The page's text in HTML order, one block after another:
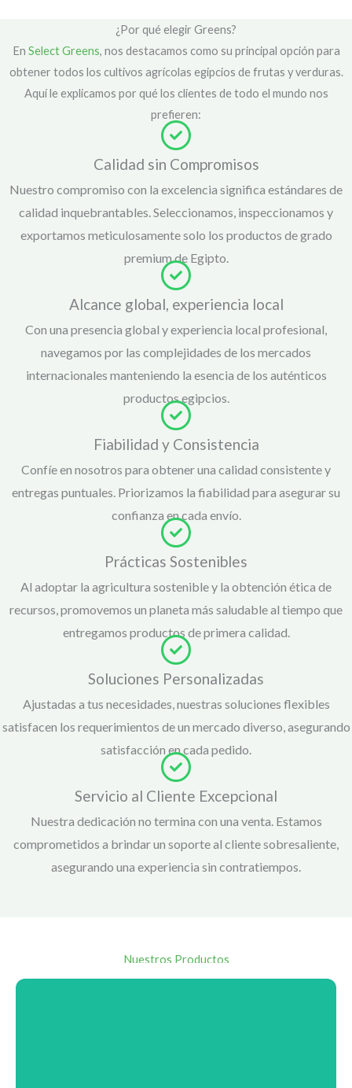
¿Por qué elegir Greens?
En Select Greens, nos destacamos como su principal opción para
obtener todos los cultivos agrícolas egipcios de frutas y verduras.
Aquí le explicamos por qué los clientes de todo el mundo nos
prefieren:
Calidad sin Compromisos
Nuestro compromiso con la excelencia significa estándares de
calidad inquebrantables. Seleccionamos, inspeccionamos y
exportamos meticulosamente solo los productos de grado
premium de Egipto.
Alcance global, experiencia local
Con una presencia global y experiencia local profesional,
navegamos por las complejidades de los mercados
internacionales manteniendo la esencia de los auténticos
productos egipcios.
Fiabilidad y Consistencia
Confíe en nosotros para obtener una calidad consistente y
entregas puntuales. Priorizamos la fiabilidad para asegurar su
confianza en cada envío.
Prácticas Sostenibles
Al adoptar la agricultura sostenible y la obtención ética de
recursos, promovemos un planeta más saludable al tiempo que
entregamos productos de primera calidad.
Soluciones Personalizadas
Ajustadas a tus necesidades, nuestras soluciones flexibles
satisfacen los requerimientos de un mercado diverso, asegurando
satisfacción en cada pedido.
Servicio al Cliente Excepcional
Nuestra dedicación no termina con una venta. Estamos
comprometidos a brindar un soporte al cliente sobresaliente,
asegurando una experiencia sin contratiempos.
Nuestros Productos